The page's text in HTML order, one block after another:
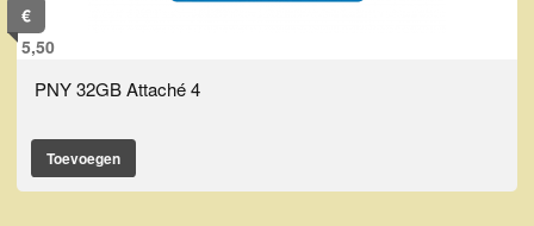
€
5,50
PNY 32GB Attaché 4
Toevoegen